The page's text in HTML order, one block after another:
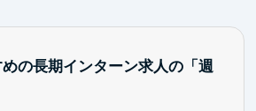
の長期インターン求人の「週